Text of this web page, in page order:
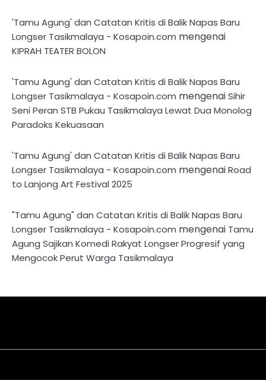
'Tamu Agung' dan Catatan Kritis di Balik Napas Baru
Longser Tasikmalaya - Kosapoin.com mengenai
KIPRAH TEATER BOLON
'Tamu Agung' dan Catatan Kritis di Balik Napas Baru
Longser Tasikmalaya - Kosapoin.com mengenaiSihir
Seni Peran STB Pukau Tasikmalaya Lewat Dua Monolog
Paradoks Kekuasaan
'Tamu Agung' dan Catatan Kritis di Balik Napas Baru
Longser Tasikmalaya - Kosapoin.com mengenaiRoad
to Lanjong Art Festival 2025
"Tamu Agung" dan Catatan Kritis di Balik Napas Baru
Longser Tasikmalaya - Kosapoin.com mengenai Tamu
Agung Sajikan Komedi Rakyat Longser Progresif yang
Mengocok Perut Warga Tasikmalaya